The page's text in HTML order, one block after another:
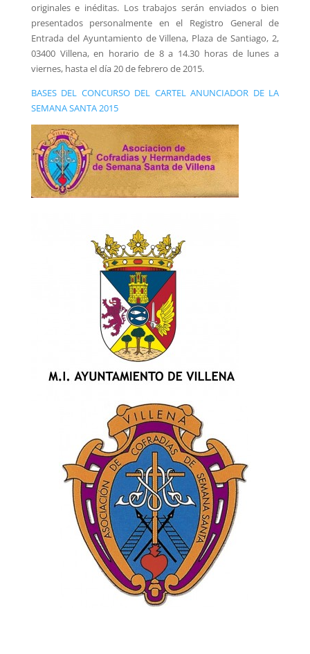
originales e inéditas. Los trabajos serán enviados o bien
presentados personalmente en el Registro General de
Entrada del Ayuntamiento de Villena, Plaza de Santiago, 2,
03400 Villena, en horario de 8 a 14.30 horas de lunes a
viernes, hasta el día 20 de febrero de 2015.
BASES DEL CONCURSO DEL CARTEL ANUNCIADOR DE LA
SEMANA SANTA 2015